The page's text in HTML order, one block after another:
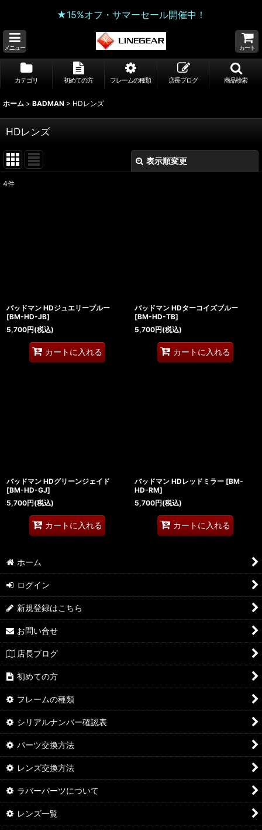
★15%オフ・サマーセール開催中！
メニュー カート
カテゴリ 初めての方 フレームの種類 店長ブログ 商品検索
ホーム > BADMAN > HDレンズ
HDレンズ
表示順変更
4件
バッドマン HDジュエリーブルー
[BM-HD-JB]
5,700円(税込)
カートに入れる
バッドマン HDターコイズブルー
[BM-HD-TB]
5,700円(税込)
カートに入れる
バッドマン HDグリーンジェイド
[BM-HD-GJ]
5,700円(税込)
カートに入れる
バッドマン HDレッドミラー [BM-
HD-RM]
5,700円(税込)
カートに入れる
ホーム
ログイン
新規登録はこちら
お問い合せ
店長ブログ
初めての方
フレームの種類
シリアルナンバー確認表
パーツ交換方法
レンズ交換方法
ラバーパーツについて
レンズ一覧